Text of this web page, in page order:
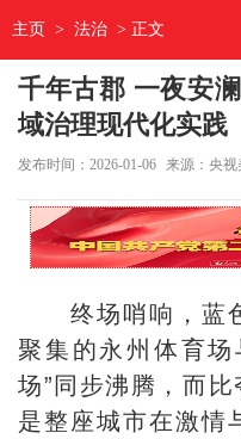
主页 > 法治 > 正文
千年古郡 一夜安
域治理现代化实践
发布时间：2026-01-06 来源：央
终场哨响，蓝
聚集的永州体育
场”同步沸腾，而比
是整座城市在激情